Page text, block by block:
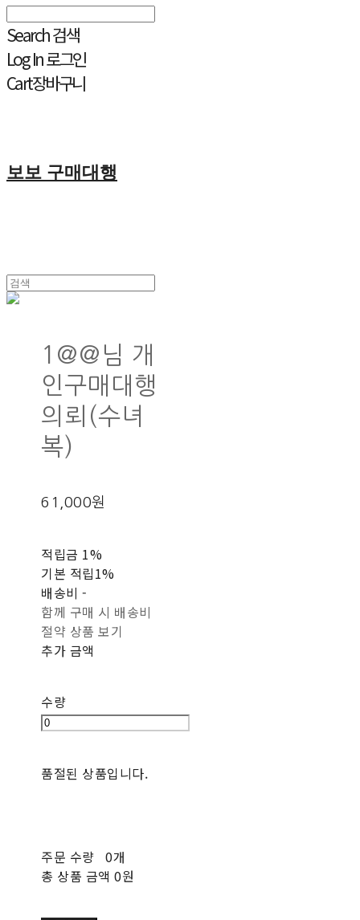
Search검색
Log In로그인
Cart장바구니
보보 구매대행
1@@님 개
인구매대행
의뢰(수녀
복)
61,000원
적립금 1%
기본 적립1%
배송비-
함께 구매 시 배송비
절약 상품 보기
추가 금액
수량
품절된 상품입니다.
주문 수량 0개
총 상품 금액 0원